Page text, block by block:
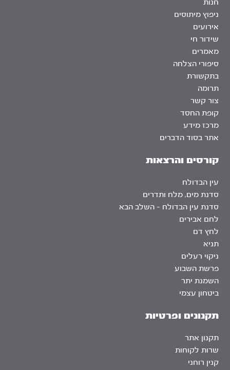
חנות
ניפוץ מיתוסים
אירועים
שידור חי
מאמרים
סיפורי הצלחה
בתקשורת
תרומה
צור קשר
קופת החסד
מרכז מידע
אתר בסוד הדברים
קורסים והרצאות
עין הבדולח
סדנת מים, מלח ותדרים
סדנת עין הבדולח – השלב הבא
לחם אבירים
לחץ דם
תניא
ניקוי רעלים
פרשת השבוע
השמנת יתר
ביטחון עצמי
תקנונים ופרטיות
תקנון אתר
שרות לקוחות
קנין רוחני